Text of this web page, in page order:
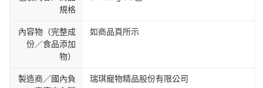
規格
內容物（完整成
份／食品添加
物）
如商品頁所示
製造商／國內負
瑞琪寵物精品股份有限公司